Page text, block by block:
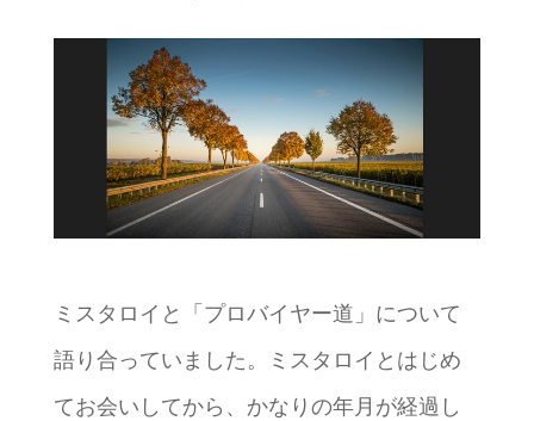
ミスタロイと「プロバイヤー道」について
語り合っていました。ミスタロイとはじめ
てお会いしてから、かなりの年月が経過し